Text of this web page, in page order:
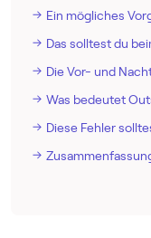
Ein mögliches
Das solltest du
Die Vor- und
Was bedeutet
Diese Fehler